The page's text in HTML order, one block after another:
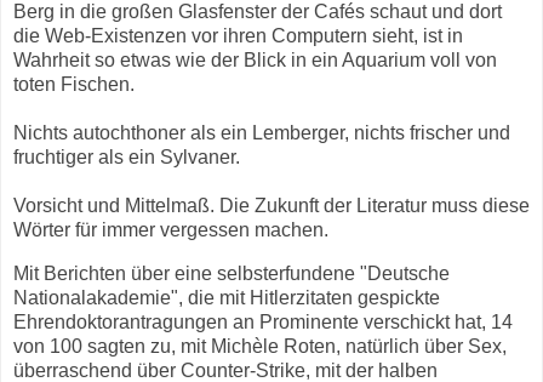
Berg in die großen Glasfenster der Cafés schaut und dort
die Web-Existenzen vor ihren Computern sieht, ist in
Wahrheit so etwas wie der Blick in ein Aquarium voll von
toten Fischen.
Nichts autochthoner als ein Lemberger, nichts frischer und
fruchtiger als ein Sylvaner.
Vorsicht und Mittelmaß. Die Zukunft der Literatur muss diese
Wörter für immer vergessen machen.
Mit Berichten über eine selbsterfundene "Deutsche
Nationalakademie", die mit Hitlerzitaten gespickte
Ehrendoktorantragungen an Prominente verschickt hat, 14
von 100 sagten zu, mit Michèle Roten, natürlich über Sex,
überraschend über Counter-Strike, mit der halben